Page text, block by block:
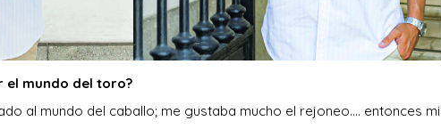
el mundo del toro?
al mundo del caballo; me gustaba mucho el rejoneo…. entonces mi